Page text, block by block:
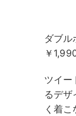
ダブル
￥
ツイー
るデ
く着